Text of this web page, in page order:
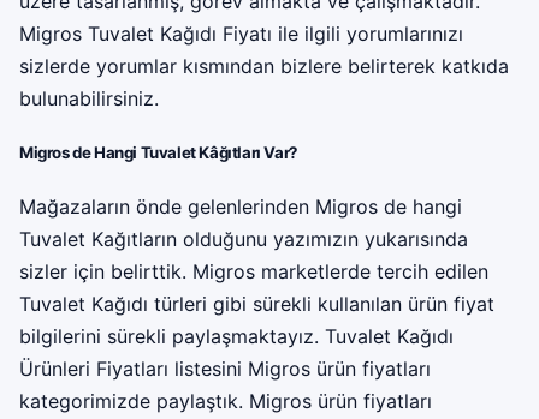
Migros Tuvalet Kağıdı Fiyatı ile ilgili yorumlarınızı
sizlerde yorumlar kısmından bizlere belirterek katkıda
bulunabilirsiniz.
Migros de Hangi Tuvalet Kâğıtları Var?
Mağazaların önde gelenlerinden Migros de hangi
Tuvalet Kağıtların olduğunu yazımızın yukarısında
sizler için belirttik. Migros marketlerde tercih edilen
Tuvalet Kağıdı türleri gibi sürekli kullanılan ürün fiyat
bilgilerini sürekli paylaşmaktayız. Tuvalet Kağıdı
Ürünleri Fiyatları listesini Migros ürün fiyatları
kategorimizde paylaştık. Migros ürün fiyatları